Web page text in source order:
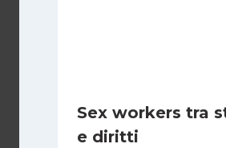
Sex workers tra
e diritti